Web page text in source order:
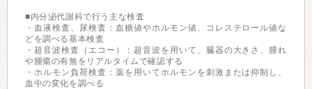
■内分泌代謝科で行う主な検査
・血液検査、尿検査：血糖値やホルモン値、コレステロール値な
どを調べる基本検査
・超音波検査（エコー）：超音波を用いて、臓器の大きさ、腫れ
や腫瘍の有無をリアルタイムで確認する
・ホルモン負荷検査：薬を用いてホルモンを刺激または抑制し、
血中の変化を調べる